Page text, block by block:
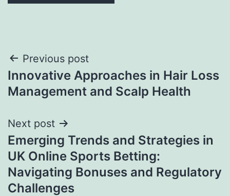
Previous post
Innovative Approaches in Hair Loss
Management and Scalp Health
Next post
Emerging Trends and Strategies in
UK Online Sports Betting:
Navigating Bonuses and Regulatory
Challenges